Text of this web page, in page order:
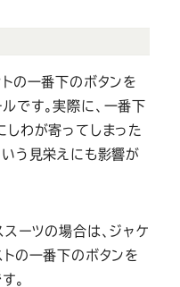
トの一番下のボタンを
です。実際に、一番下
しわが寄ってしまった
いう見栄えにも影響が
スーツの場合は、ジャケ
トの一番下のボタンを
。